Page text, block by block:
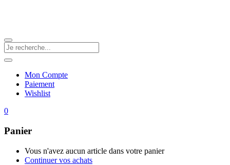
Mon Compte
Paiement
Wishlist
0
Panier
Vous n'avez aucun article dans votre panier
Continuer vos achats